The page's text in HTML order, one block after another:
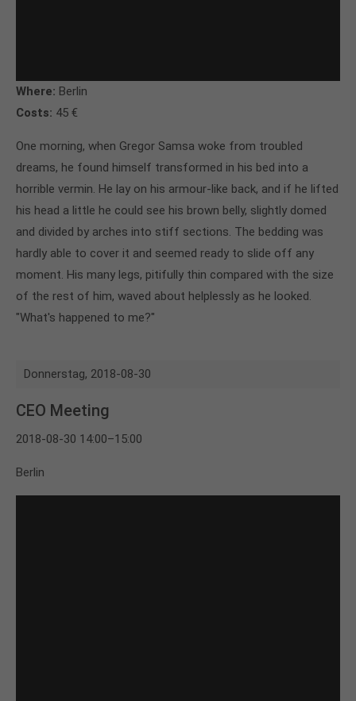
Where: Berlin
Costs: 45 €
One morning, when Gregor Samsa woke from troubled
dreams, he found himself transformed in his bed into a
horrible vermin. He lay on his armour-like back, and if he lifted
his head a little he could see his brown belly, slightly domed
and divided by arches into stiff sections. The bedding was
hardly able to cover it and seemed ready to slide off any
moment. His many legs, pitifully thin compared with the size
of the rest of him, waved about helplessly as he looked.
"What's happened to me?"
Donnerstag, 2018-08-30
CEO Meeting
2018-08-30 14:00–15:00
Berlin